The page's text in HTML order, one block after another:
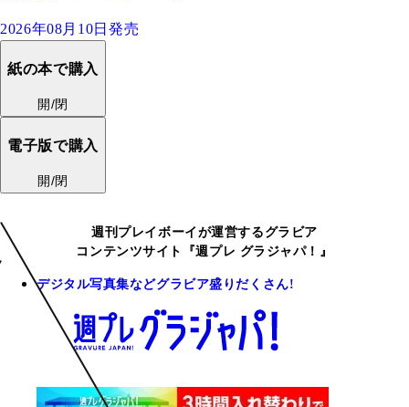
2026年08月10日発売
紙の本で購入
開/閉
電子版で購入
開/閉
週刊プレイボーイが運営するグラビア
コンテンツサイト『週プレ グラジャパ！』
デジタル写真集などグラビア盛りだくさん!